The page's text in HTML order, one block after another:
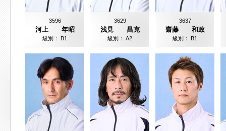
3596
河上 年昭
級別：B1
3629
浅見 昌克
級別：A2
3637
齋藤 和政
級別：B1